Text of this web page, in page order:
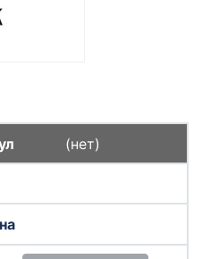
(нет)